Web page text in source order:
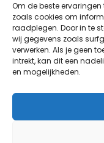
Om de beste
zoals cookies om
raadplegen. Door in te
wij gegevens zoals
verwerken. Als je geen
intrekt, kan dit een
en mogelijkheden.